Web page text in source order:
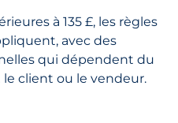
à 135 £, les règles
avec des
qui dépendent du
client ou le vendeur.